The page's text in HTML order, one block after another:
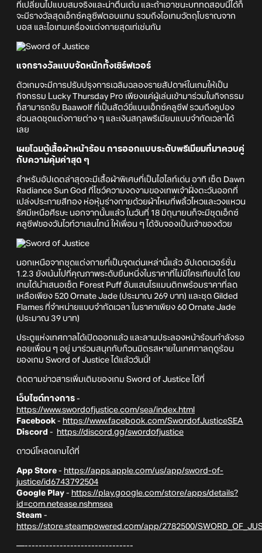
ที่เปลี่ยนไปแบบสมจริงและน่าตื่นเต้น และถ้าเอาชนะบททดสอบนี้ได้ก็
จะมีรางวัลสุดเอ็กซ์คลูซีฟตอบแทน รวมถึงไอเทมวัตถุโบราณจาก
บอส และไอเทมเครื่องแต่งกายสุดเท่เช่นกัน
แจกรางวัลแบบจัดหนักทั้งเซิร์ฟเวอร์
ตัวเกมจะมีการปรับปรุงการเฉลิมฉลองรายสัปดาห์ในเกมให้เป็น
กิจกรรม Lucky Thursday Pro เพียงแค่ผู้เล่นเข้ามาร่วมในกิจกรรม
ก็สามารถรับ Baawolf ที่เป็นสัตว์ขี่แบบเอ็กซ์คลูซีฟ รวมถึงคูปอง
ส่วนลดชุดแต่งกายต่าง ๆ และเงินสกุลพรีเมียมแบบจำกัดเวลาได้
เลย
เผยโฉมตู้เสื้อผ้าหน้าร้อน การออกแบบระดับพรีเมียมที่มาควบคู่
กับความคุ้มค่าสุด ๆ
สำหรับอัปเดตล่าสุดจะมีเสื้อผ้าพิเศษที่เป็นไฮไลท์เด่น อาทิ เซ็ต Dawn
Radiance Sun God ที่โชว์ความงดงามของเทพเจ้าฝั่งตะวันออกที่
เปล่งประกายสีทอง ห่อหุ้มร่างกายด้วยผ้าไหมที่พลิ้วไหวและวงแหวน
รัศมีเหนือศีรษะ นอกจากนั้นแล้ว ในวันที่ 18 มิถุนายนก็จะมีชุดเอ็กซ์
คลูซีฟของวันไวท์วาเลนไทน์ ให้เพื่อน ๆ ได้จับจองเป็นเจ้าของด้วย
นอกเหนือจากชุดแต่งกายที่เป็นจุดเด่นเหล่านี้แล้ว อัปเดตเวอร์ชั่น
1.2.3 ยังเน้นไปที่คุณภาพระดับยืนหนึ่งในราคาที่ไม่มีใครเทียบได้ โดย
เกมได้นำเสนอเซ็ต Forest Puff อันแสนโรแมนติกพร้อมราคาที่ลด
เหลือเพียง 520 Ornate Jade (ประมาณ 269 บาท) และชุด Gilded
Flames ที่จำหน่ายแบบจำกัดเวลา ในราคาเพียง 60 Ornate Jade
(ประมาณ 39 บาท)
ประตูแห่งเทศกาลได้เปิดออกแล้ว และลานประลองหน้าร้อนกำลังรอ
คอยเพื่อน ๆ อยู่ มาร่วมสนุกกับก๊วนมิตรสหายในเทศกาลฤดูร้อน
ของเกม Sword of Justice ได้แล้ววันนี้!
ติดตามข่าวสารเพิ่มเติมของเกม Sword of Justice ได้ที่
เว็บไซต์ทางการ -
https://www.swordofjustice.com/sea/index.html
Facebook - https://www.facebook.com/SwordofJusticeSEA
Discord - https://discord.gg/swordofjustice
ดาวน์โหลดเกมได้ที่
App Store - https://apps.apple.com/us/app/sword-of-
justice/id6743792504
Google Play - https://play.google.com/store/apps/details?
id=com.netease.nshmsea
Steam -
https://store.steampowered.com/app/2782500/
—-------------------------------